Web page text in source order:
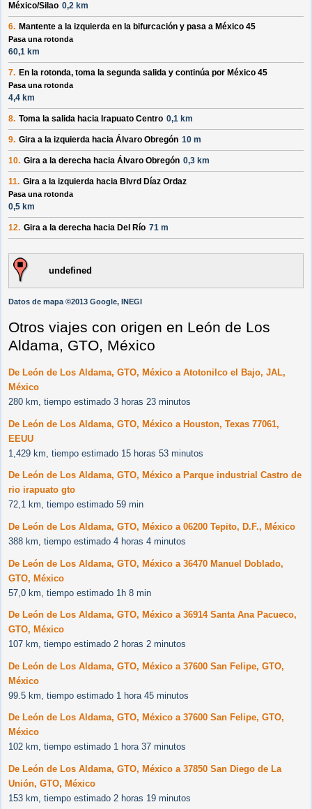
México/Silao 0,2 km
6. Mantente a la izquierda en la bifurcación y pasa a México 45
Pasa una rotonda
60,1 km
7. En la rotonda, toma la segunda salida y continúa por México 45
Pasa una rotonda
4,4 km
8. Toma la salida hacia Irapuato Centro 0,1 km
9. Gira a la izquierda hacia Álvaro Obregón 10 m
10. Gira a la derecha hacia Álvaro Obregón 0,3 km
11. Gira a la izquierda hacia Blvrd Díaz Ordaz
Pasa una rotonda
0,5 km
12. Gira a la derecha hacia Del Río 71 m
undefined
Datos de mapa ©2013 Google, INEGI
Otros viajes con origen en León de Los
Aldama, GTO, México
De León de Los Aldama, GTO, México a Atotonilco el Bajo, JAL,
México
280 km, tiempo estimado 3 horas 23 minutos
De León de Los Aldama, GTO, México a Houston, Texas 77061,
EEUU
1,429 km, tiempo estimado 15 horas 53 minutos
De León de Los Aldama, GTO, México a Parque industrial Castro de
rio irapuato gto
72,1 km, tiempo estimado 59 min
De León de Los Aldama, GTO, México a 06200 Tepito, D.F., México
388 km, tiempo estimado 4 horas 4 minutos
De León de Los Aldama, GTO, México a 36470 Manuel Doblado,
GTO, México
57,0 km, tiempo estimado 1h 8 min
De León de Los Aldama, GTO, México a 36914 Santa Ana Pacueco,
GTO, México
107 km, tiempo estimado 2 horas 2 minutos
De León de Los Aldama, GTO, México a 37600 San Felipe, GTO,
México
99.5 km, tiempo estimado 1 hora 45 minutos
De León de Los Aldama, GTO, México a 37600 San Felipe, GTO,
México
102 km, tiempo estimado 1 hora 37 minutos
De León de Los Aldama, GTO, México a 37850 San Diego de La
Unión, GTO, México
153 km, tiempo estimado 2 horas 19 minutos